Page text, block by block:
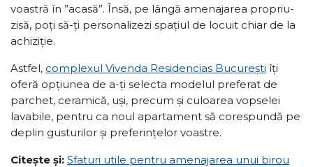
voastră în ”acasă”. Însă, pe lângă amenajarea propriu-
zisă, poți să-ți personalizezi spațiul de locuit chiar de la
achiziție.
Astfel, complexul Vivenda Residencias București îți
oferă opțiunea de a-ți selecta modelul preferat de
parchet, ceramică, uși, precum și culoarea vopselei
lavabile, pentru ca noul apartament să corespundă pe
deplin gusturilor și preferințelor voastre.
Citește și: Sfaturi utile pentru amenajarea unui birou